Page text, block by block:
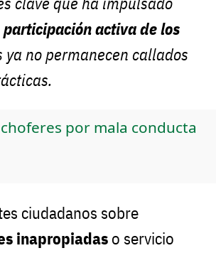
participación activa de los
ya no permanecen callados
por mala conducta
ciudadanos sobre
inapropiadas o servicio